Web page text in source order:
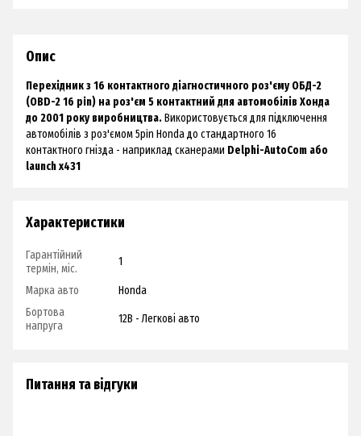
Опис
Перехідник з 16 контактного діагностичного роз'єму ОБД-2
(OBD-2 16 pin) на роз'єм 5 контактний для автомобілів Хонда
до 2001 року виробництва.Використовується для підключення
автомобілів з роз'ємом 5pin Honda до стандартного 16
контактного гнізда - наприклад сканерами Delphi-AutoCom або
launch x431
Характеристики
Гарантійний
термін, міс.
1
Марка авто
Honda
Бортова
напруга
12В - Легкові авто
Питання та відгуки